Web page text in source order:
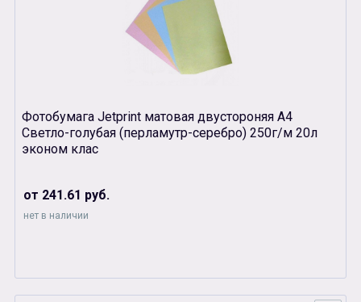
Фотобумага Jetprint матовая двустороняя А4
Светло-голубая (перламутр-серебро) 250г/м 20л
эконом клас
от 241.61 руб.
нет в наличии